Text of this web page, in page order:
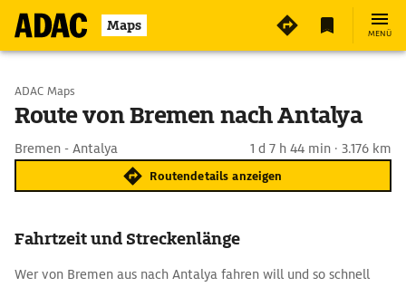
Maps MENÜ
Start wählen
ADAC Maps
Route von Bremen nach Antalya
Bremen - Antalya 1 d 7 h 44 min · 3.176 km
Routendetails anzeigen
Fahrtzeit und Streckenlänge
Wer von Bremen aus nach Antalya fahren will und so schnell